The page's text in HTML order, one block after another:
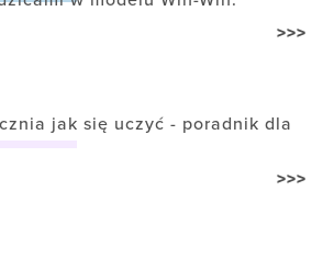
>>>
jak się uczyć - poradnik dla
>>>